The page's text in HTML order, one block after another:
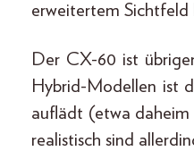
erweitertem Sichtfeld
Der CX-60 ist
Hybrid-Modellen ist
auflädt (etwa daheim
realistisch sind